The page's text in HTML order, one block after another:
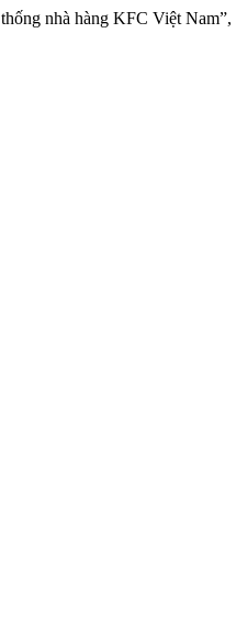
nhà hàng KFC Việt Nam”,